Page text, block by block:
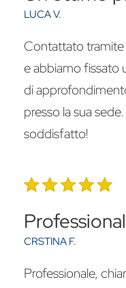
LUCA V.
Contattato
e abbiamo fissato
di
presso la sua
soddisfatto!
CRSTINA F.
Professionale,